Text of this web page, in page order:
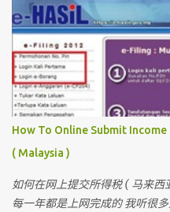
十六个人 。 这次是七个人 （
最困难的一次 。 为什么？？？
How To Online Submit
( Malaysia )
如何在网上提交所得税 ( 马来
每一年都是上网完成的 我听很